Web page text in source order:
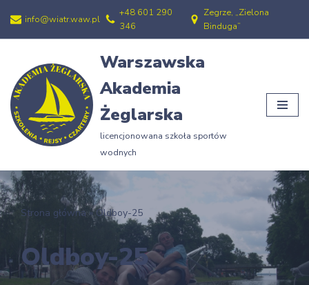
Przejdź
treści
info@wiatr.waw.pl
+48 601 290
346
Zegrze, „Zielona
Binduga”
Warszawska
Akademia
Żeglarska
licencjonowana szkoła sportów
wodnych
Strona główna»Oldboy-25
Oldboy-25